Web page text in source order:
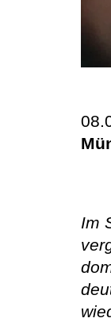
Im